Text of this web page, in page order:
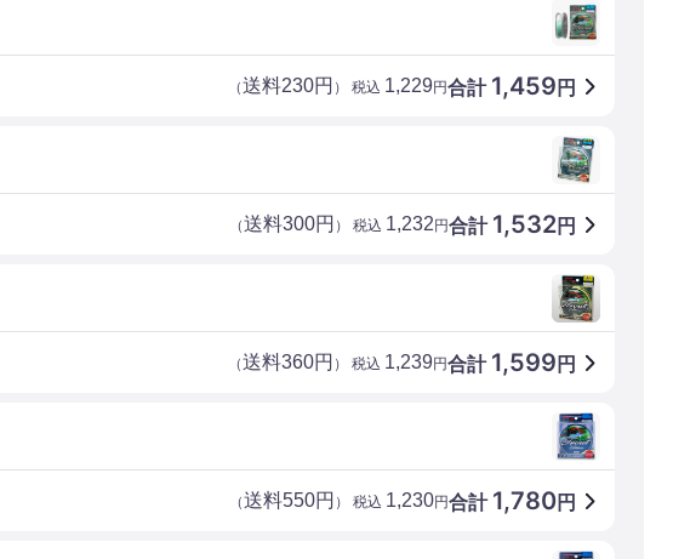
合計 1,459 円
（送料230円 ） 税込 1,229円
合計 1,532円
（送料300円 ） 税込 1,232円
合計 1,599 円
（送料360円 ） 税込 1,239円
合計 1,780円
（送料550円 ） 税込 1,230円